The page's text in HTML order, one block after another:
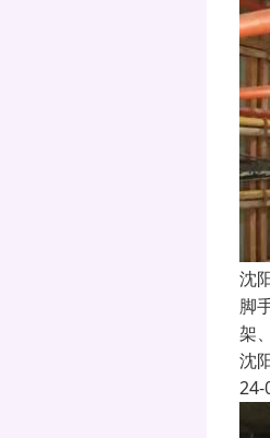
沈
脚
架
沈
24-